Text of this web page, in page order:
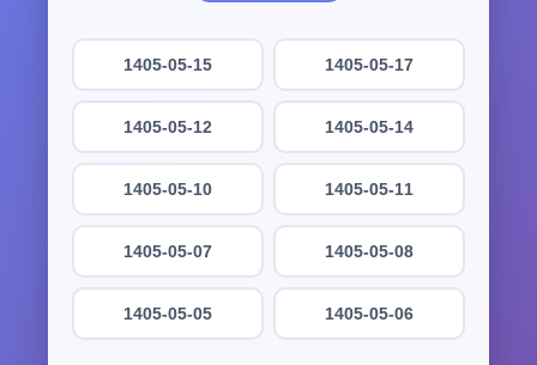
1405-05-17
1405-05-15
1405-05-14
1405-05-12
1405-05-11
1405-05-10
1405-05-08
1405-05-07
1405-05-06
1405-05-05